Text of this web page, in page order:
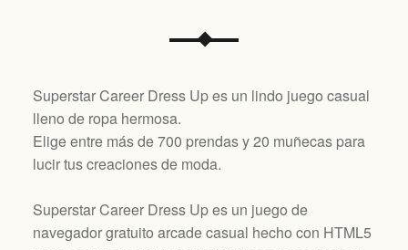
Superstar Career Dress Up es un lindo juego casual
lleno de ropa hermosa.
Elige entre más de 700 prendas y 20 muñecas para
lucir tus creaciones de moda.
Superstar Career Dress Up es un juego de
navegador gratuito arcade casual hecho con HTML5